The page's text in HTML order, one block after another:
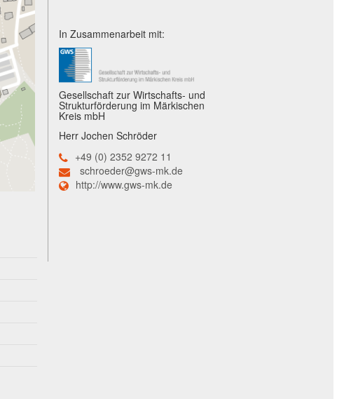
In Zusammenarbeit mit:
Gesellschaft zur Wirtschafts- und
Strukturförderung im Märkischen
Kreis mbH
Herr Jochen Schröder
+49 (0) 2352 9272 11
schroeder@gws-mk.de
http://www.gws-mk.de